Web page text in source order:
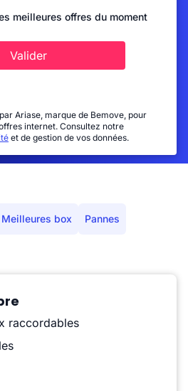
meilleures offres du moment
Valider
Ariase, marque de Bemove, pour
internet. Consultez notre
et de gestion de vos données.
Meilleures box Pannes
raccordables